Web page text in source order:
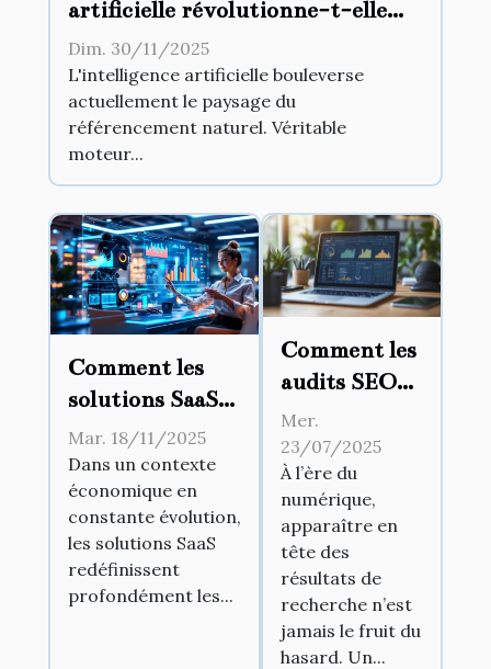
artificielle révolutionne-t-elle
l'optimisation SEO ?
Dim. 30/11/2025
L'intelligence artificielle bouleverse
actuellement le paysage du
référencement naturel. Véritable
moteur...
Comment les
solutions SaaS
révolutionnent-
elles le monde
des affaires ?
Mar. 18/11/2025
Dans un contexte
économique en
constante évolution,
les solutions SaaS
redéfinissent
profondément les...
Comment les
audits SEO
peuvent
transformer
votre
visibilité en
ligne ?
Mer.
23/07/2025
À l’ère du
numérique,
apparaître en
tête des
résultats de
recherche n’est
jamais le fruit du
hasard. Un...